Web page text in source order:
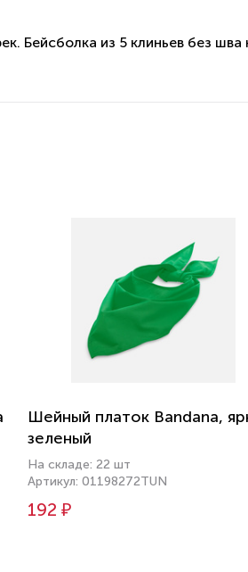
Бейсболка из 5 клиньев без
Шейный платок Bandana,
зеленый
На складе: 22 шт
Артикул: 01198272TUN
192 ₽